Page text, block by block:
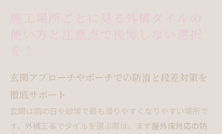
玄関アプローチやポーチでの防滑と段差対策を
徹底サポート
玄関は雨の日や砂埃で最も滑りやすくなりやすい場所で
す。外構工事でタイルを選ぶ際は、まず屋外床対応の防